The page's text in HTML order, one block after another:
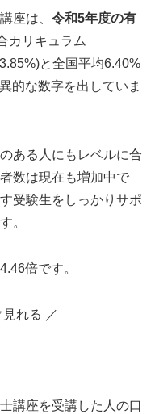
座は、 令和5年度の有
カリキュラム
と全国平均6.40%
的な数字を出していま
ある人にもレベルに合
数は現在も増加中で
受験生をしっかりサポ
。
倍です。
れる ／
講座を受講した人の口